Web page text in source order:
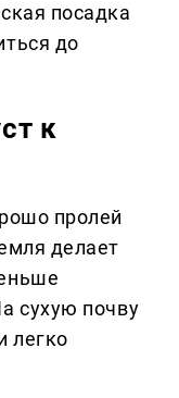
посадка
до
к
пролей
делает
сухую почву
легко